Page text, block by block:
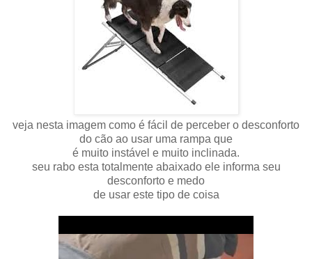
veja nesta imagem como é fácil de perceber o desconforto
do cão ao usar uma rampa que
é muito instável e muito inclinada.
seu rabo esta totalmente abaixado ele informa seu
desconforto e medo
de usar este tipo de coisa